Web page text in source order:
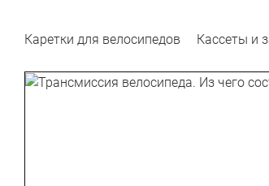
Каретки для велосипедов Кассеты и